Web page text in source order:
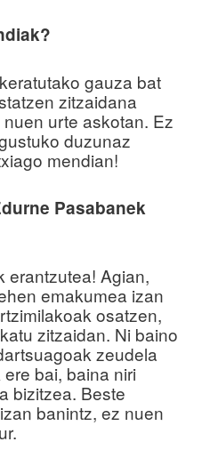
gauza bat
zitzaidana
urte askotan. Ez
duzunaz
mendian!
Pasabanek
erantzutea! Agian,
emakumea izan
osatzen,
zitzaidan. Ni baino
zeudela
bai, baina niri
bizitzea. Beste
banintz, ez nuen